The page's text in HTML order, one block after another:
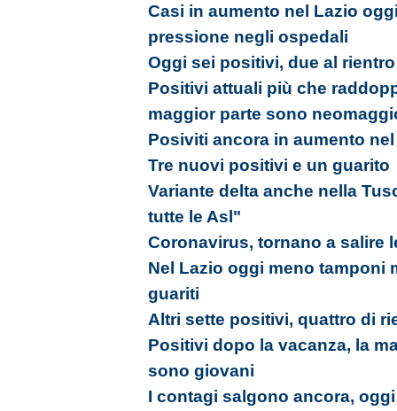
Casi in aumento nel Lazio
pressione negli ospedali
Oggi sei positivi, due al
Positivi attuali più che
maggior parte sono
Posiviti ancora in aumento
Tre nuovi positivi e un guarito
Variante delta anche nella
tutte le Asl"
Coronavirus, tornano a salire
Nel Lazio oggi meno tamponi
guariti
Altri sette positivi, quattro di
Positivi dopo la vacanza, la
sono giovani
I contagi salgono ancora,